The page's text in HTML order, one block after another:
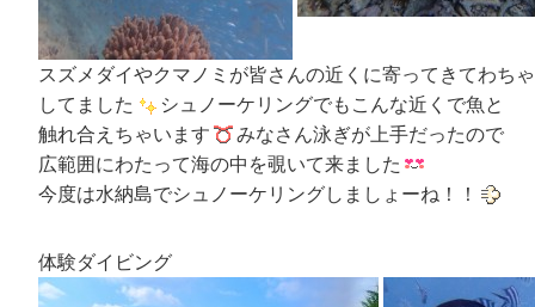
スズメダイやクマノミが皆さんの近くに寄ってきてわち
してました
シュノーケリングでもこんな近くで魚と
触れ合えちゃいます
みなさん泳ぎが上手だったので
広範囲にわたって海の中を覗いて来ました
今度は水納島でシュノーケリングしましょーね！！
体験ダイビング